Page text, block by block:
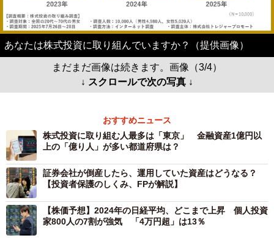
あなたは株式投資に取り組んでいますか？（提供画像）
まだまだ画像は続きます。画像（3/4）
↓ スクロールで次の写真 ↓
おすすめニュース
株式投資に取り組む人最多は「東京」 金融資産1億円以
上の「億り人」が多い都道府県は？
証券会社が倒産したら、運用していた資産はどうなる？
【投資者保護のしくみ、FPが解説】
【株価予想】2024年の日経平均、どこまで上昇 個人投資
家800人の7割が強気 「4万円超」は13％